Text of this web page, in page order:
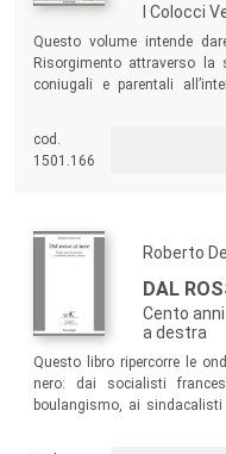
I Colocci
Questo volume intende
Risorgimento attraverso
coniugali e parentali
romantico e amor di patria
attraverso lo studio del
famiglia di cui si ripercorrono
cod.
1501.166
Roberto
DAL
Cento
a destra
Questo libro ripercorre le
nero: dai socialisti
boulangismo, ai
Francia e in Italia si